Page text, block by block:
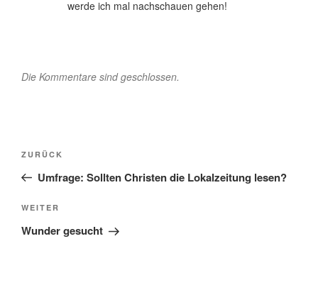
werde ich mal nachschauen gehen!
Die Kommentare sind geschlossen.
Beitragsnavigation
Vorheriger
Beitrag
ZURÜCK
Umfrage: Sollten Christen die Lokalzeitung lesen?
Nächster
Beitrag
WEITER
Wunder gesucht